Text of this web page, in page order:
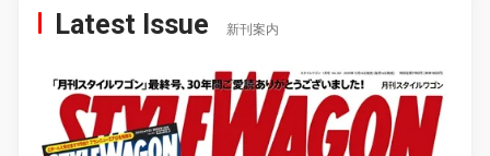
Latest Issue 新刊案内